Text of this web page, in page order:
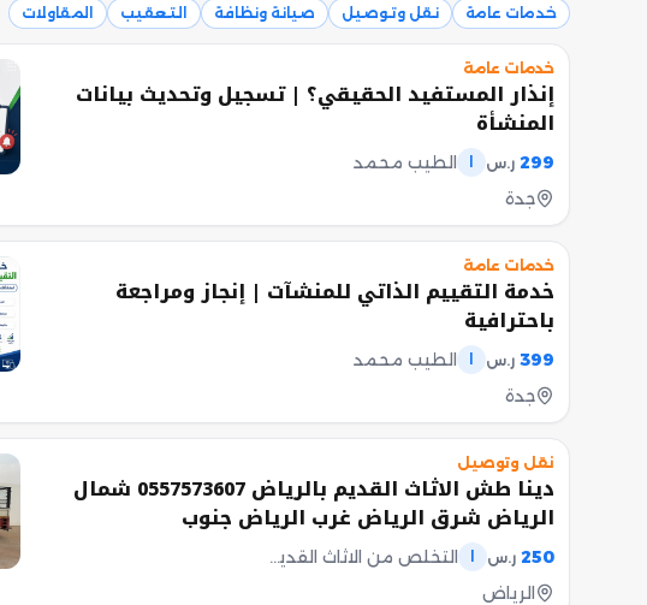
خدمات عامة نقل وتوصيل صيانة ونظافة التعقيب المقاولات
خدمات عامة
إنذار المستفيد الحقيقي؟ | تسجيل وتحديث بيانات
المنشأة
299 ر.س
الطيب محمد
جدة
خدمات عامة
خدمة التقييم الذاتي للمنشآت | إنجاز ومراجعة
باحترافية
399 ر.س
الطيب محمد
جدة
نقل وتوصيل
دينا طش الاثاث القديم بالرياض 0557573607 شمال
الرياض شرق الرياض غرب الرياض جنوب
250 ر.س
التخلص من الاثاث القديم بالرياض 0557573607
الرياض